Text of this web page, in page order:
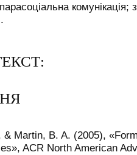
парасоціальна комунікація;
& Martin, B. A. (2005),
ACR North American